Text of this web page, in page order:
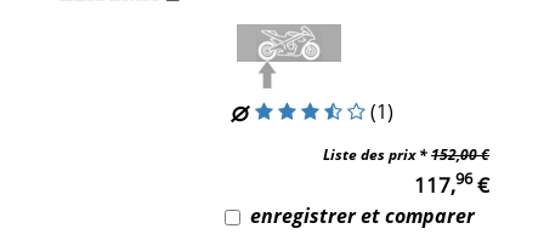
(1)
Liste des prix *152,00 €
117,96€
enregistrer et comparer